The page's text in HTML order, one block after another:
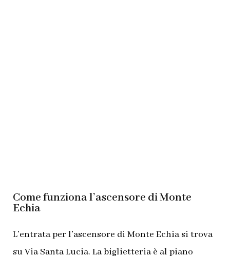
Come funziona l’ascensore di Monte
Echia
L’entrata per l’ascensore di Monte Echia si trova
su Via Santa Lucia. La biglietteria è al piano